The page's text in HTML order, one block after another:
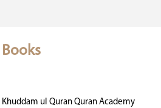
ul Quran Quran Academy